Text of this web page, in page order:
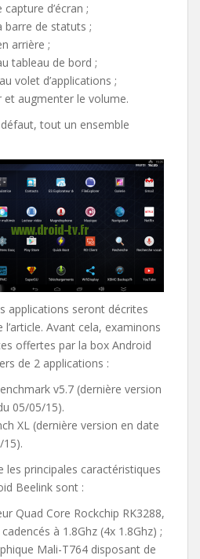
capture d’écran ;
barre de statuts ;
arrière ;
tableau de bord ;
volet d’applications ;
et augmenter le volume.
tout un ensemble
applications seront décrites
l’article. Avant cela, examinons
offertes par la box Android
de 2 applications :
v5.7 (dernière version
05/05/15).
XL (dernière version en date
15).
les principales caractéristiques
Beelink sont :
Quad Core Rockchip RK3288,
à 1.8Ghz (4x 1.8Ghz) ;
Mali-T764 disposant de